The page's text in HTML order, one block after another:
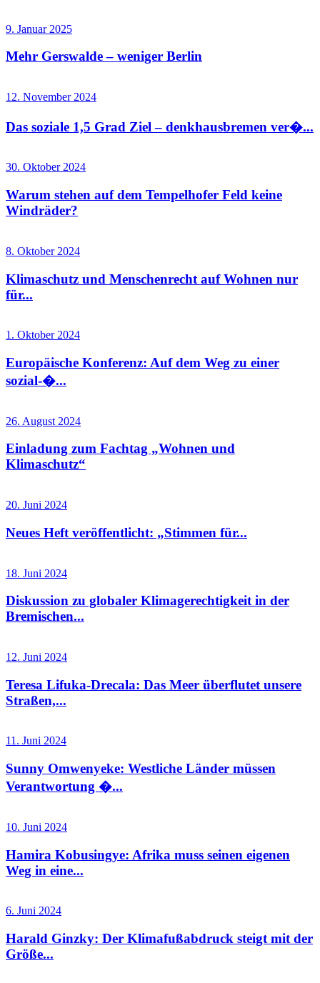
9. Januar 2025
Mehr Gerswalde – weniger Berlin
12. November 2024
Das soziale 1,5 Grad Ziel – denkhausbremen ver�...
30. Oktober 2024
Warum stehen auf dem Tempelhofer Feld keine
Windräder?
8. Oktober 2024
Klimaschutz und Menschenrecht auf Wohnen nur
für...
1. Oktober 2024
Europäische Konferenz: Auf dem Weg zu einer
sozial-�...
26. August 2024
Einladung zum Fachtag „Wohnen und
Klimaschutz“
20. Juni 2024
Neues Heft veröffentlicht: „Stimmen für...
18. Juni 2024
Diskussion zu globaler Klimagerechtigkeit in der
Bremischen...
12. Juni 2024
Teresa Lifuka-Drecala: Das Meer überflutet unsere
Straßen,...
11. Juni 2024
Sunny Omwenyeke: Westliche Länder müssen
Verantwortung �...
10. Juni 2024
Hamira Kobusingye: Afrika muss seinen eigenen
Weg in eine...
6. Juni 2024
Harald Ginzky: Der Klimafußabdruck steigt mit der
Größe...